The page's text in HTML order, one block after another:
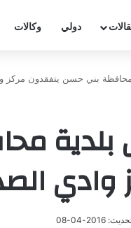
دولي وكالات
بني حسن يتفقدون مركز
2016-04-08